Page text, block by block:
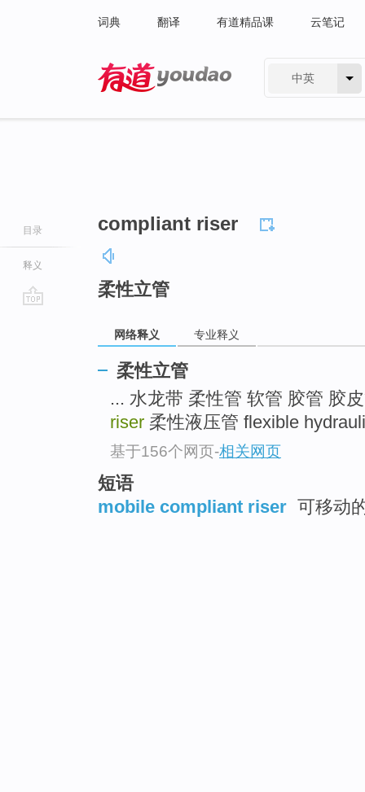
词典 翻译 有道精品课 云笔记
中英
目录
释义
compliant riser
柔性立管
网络释义 专业释义
柔性立管
... 水龙带 柔性管 软管 胶管 胶
riser 柔性液压管 flexible
基于156个网页-相关网页
短语
mobile compliant riser 可移动